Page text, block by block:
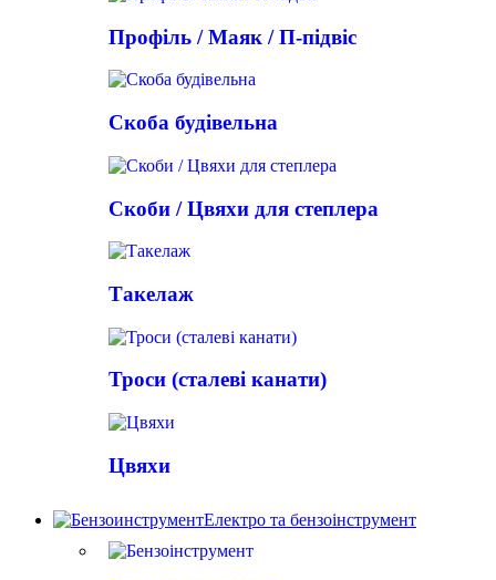
Профіль / Маяк / П-підвіс
Скоба будівельна
Скоби / Цвяхи для степлера
Такелаж
Троси (сталеві канати)
Цвяхи
Електро та бензоінструмент